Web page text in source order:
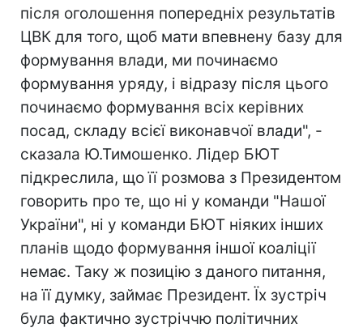
після оголошення попередніх результатів
ЦВК для того, щоб мати впевнену базу для
формування влади, ми починаємо
формування уряду, і відразу після цього
починаємо формування всіх керівних
посад, складу всієї виконавчої влади", -
сказала Ю.Тимошенко. Лідер БЮТ
підкреслила, що її розмова з Президентом
говорить про те, що ні у команди "Нашої
України", ні у команди БЮТ ніяких інших
планів щодо формування іншої коаліції
немає. Таку ж позицію з даного питання,
на її думку, займає Президент. Їх зустріч
була фактично зустріччю політичних